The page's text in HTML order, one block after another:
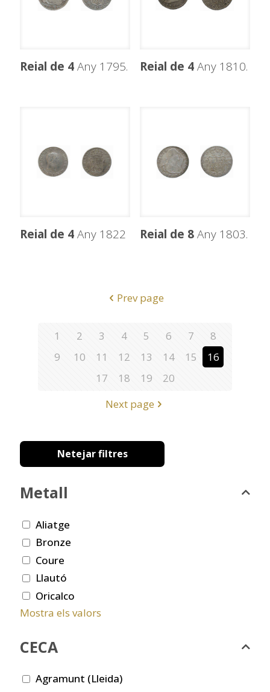
Reial de 4Any 1795. Reial de 4Any 1810.
Reial de 4Any 1822 Reial de 8Any 1803.
Prev page
1 2 3 4 5 6 7
8
9
10 11 12 13 14 15
16
17
18 19
20
Next page
Netejar filtres
Metall
Aliatge
Bronze
Coure
Llautó
Oricalco
Mostra els valors
CECA
Agramunt (Lleida)